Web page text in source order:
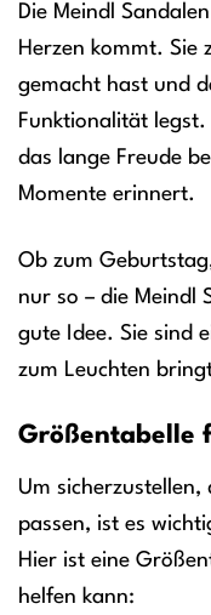
Die Meindl
Herzen kommt. Sie
gemacht hast und
Funktionalität legst.
das lange Freude
Momente erinnert.
Ob zum
nur so – die Meindl
gute Idee. Sie sind
zum Leuchten
Größentabelle
Um sicherzustellen,
passen, ist es
Hier ist eine
helfen kann: